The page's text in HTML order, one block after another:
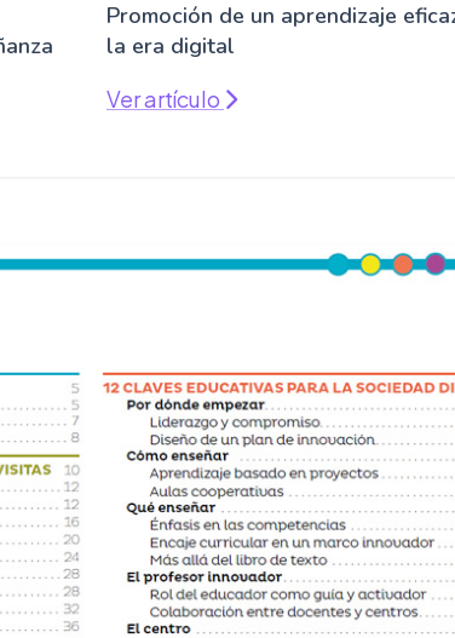
Promoción de un aprendizaje
la era digital
Ver artículo